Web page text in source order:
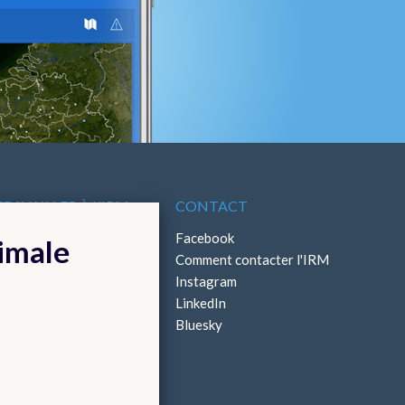
À L'IRM CONTACT
Facebook
Comment contacter l'IRM
Instagram
LinkedIn
Bluesky